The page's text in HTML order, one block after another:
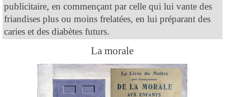
publicitaire, en commençant par celle qui lui vante des
friandises plus ou moins frelatées, en lui préparant des
caries et des diabètes futurs.
La morale